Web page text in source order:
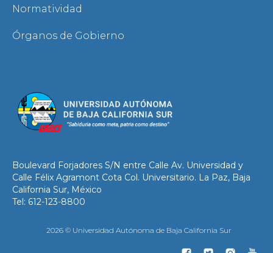
Normatividad
Órganos de Gobierno
Boulevard Forjadores S/N entre Calle Av. Universidad y
Calle Félix Agramont Cota Col. Universitario. La Paz, Baja
California Sur, México
Tel: 612-123-8800
2026 © Universidad Autónoma de Baja California Sur